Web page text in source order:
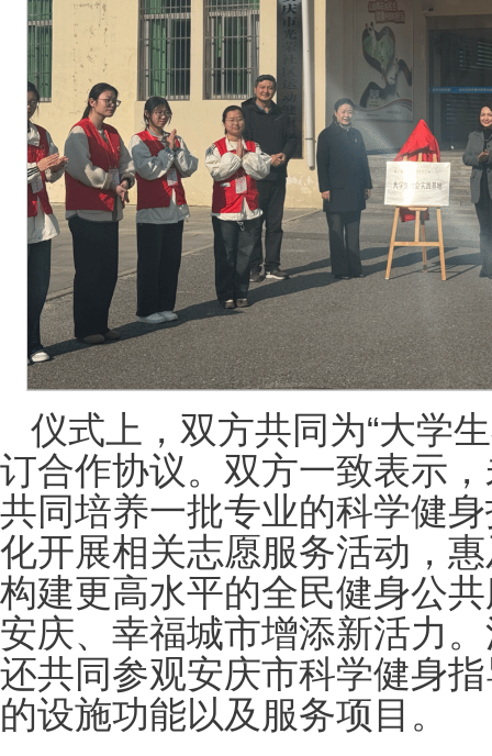
仪式上，双方共同为“大学
订合作协议。双方一致表示
共同培养一批专业的科学健
化开展相关志愿服务活动，
构建更高水平的全民健身公
安庆、幸福城市增添新活力
还共同参观安庆市科学健身
的设施功能以及服务项目。